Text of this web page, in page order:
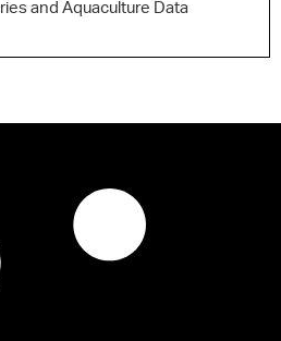
and Aquaculture Data